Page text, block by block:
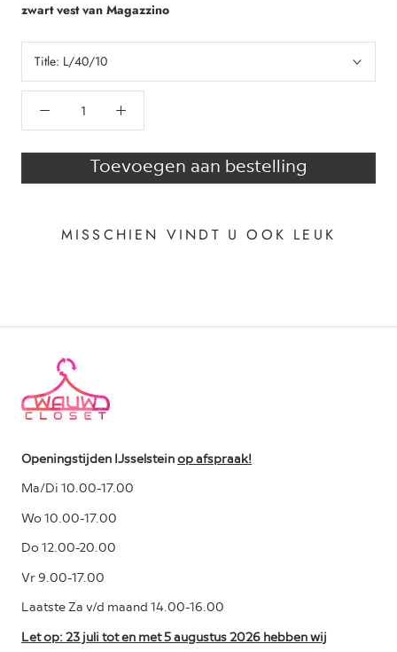
zwart vest van Magazzino
Title: L/40/10
Toevoegen aan bestelling
MISSCHIEN VINDT U OOK LEUK
Openingstijden IJsselsteinop afspraak!
Ma/Di 10.00-17.00
Wo 10.00-17.00
Do 12.00-20.00
Vr 9.00-17.00
Laatste Za v/d maand 14.00-16.00
Let op: 23 juli tot en met 5 augustus 2026 hebben wij